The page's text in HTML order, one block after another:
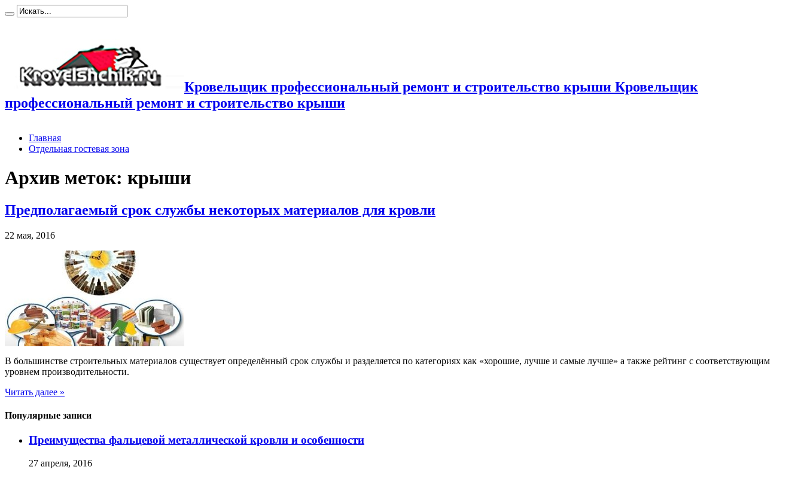
Кровельщик профессиональный ремонт и строительство крыши Кровельщик
профессиональный ремонт и строительство крыши
Главная
Отдельная гостевая зона
Архив меток: крыши
Предполагаемый срок службы некоторых материалов для кровли
22 мая, 2016
В большинстве строительных материалов существует определённый срок службы и разделяется по категориях как «хорошие, лучше и самые лучше» а также рейтинг с соответствующим
уровнем производительности.
Читать далее »
Популярные записи
Преимущества фальцевой металлической кровли и особенности
27 апреля, 2016